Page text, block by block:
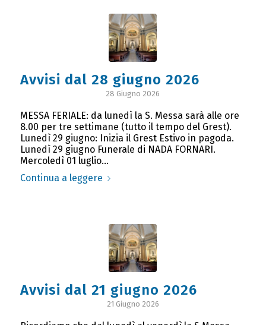
Avvisi dal 28 giugno 2026
28 Giugno 2026
MESSA FERIALE: da lunedì la S. Messa sarà alle ore
8.00 per tre settimane (tutto il tempo del Grest).
Lunedì 29 giugno: Inizia il Grest Estivo in pagoda.
Lunedì 29 giugno Funerale di NADA FORNARI.
Mercoledì 01 luglio…
Continua a leggere
Avvisi dal 21 giugno 2026
21 Giugno 2026